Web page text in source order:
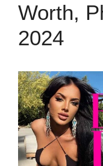
Worth,
2024